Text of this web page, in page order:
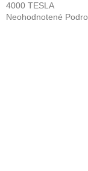
4000 TESLA
Priemerné
Neohodnotené